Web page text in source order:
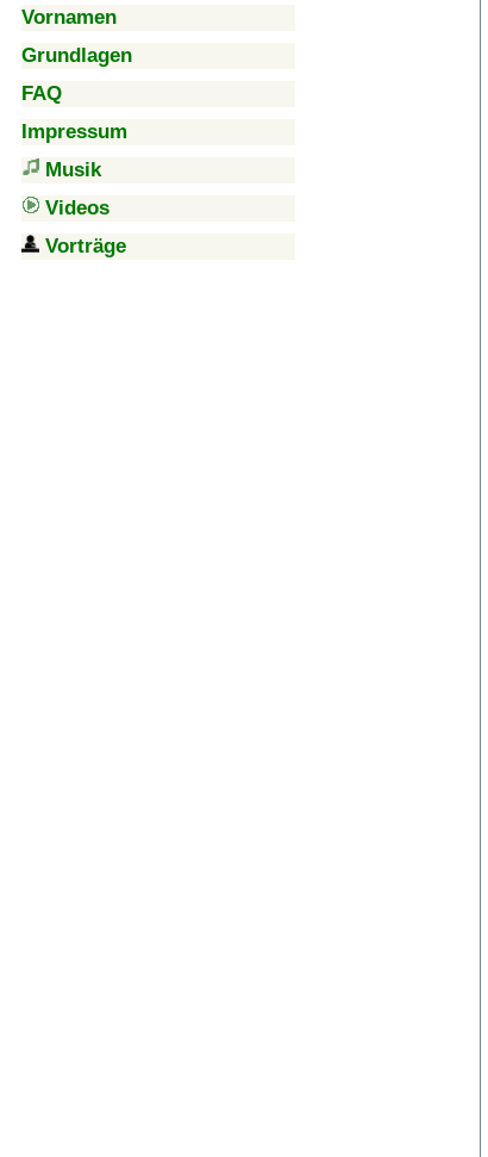
Vornamen
Grundlagen
FAQ
Impressum
Musik
Videos
Vorträge